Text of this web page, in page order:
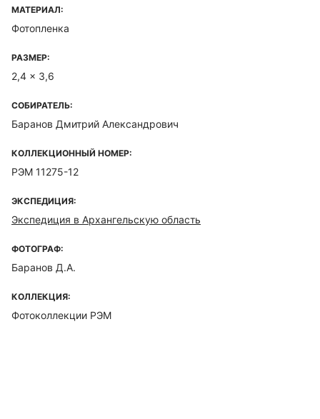
МАТЕРИАЛ:
Фотопленка
РАЗМЕР:
2,4 x 3,6
СОБИРАТЕЛЬ:
Баранов Дмитрий Александрович
КОЛЛЕКЦИОННЫЙ НОМЕР:
РЭМ 11275-12
ЭКСПЕДИЦИЯ:
Экспедиция в Архангельскую область
ФОТОГРАФ:
Баранов Д.А.
КОЛЛЕКЦИЯ:
Фотоколлекции РЭМ